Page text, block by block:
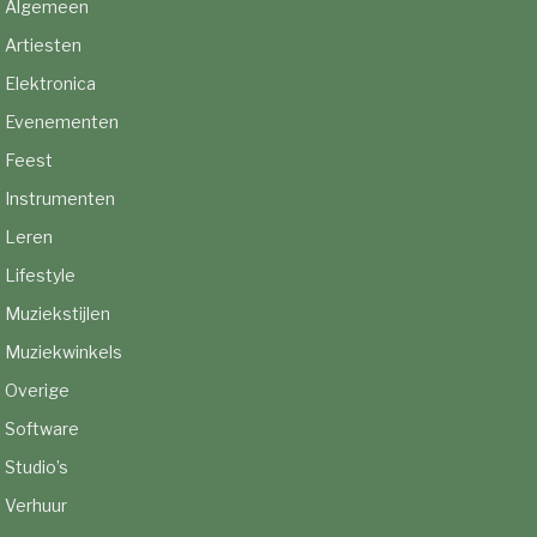
Algemeen
Artiesten
Elektronica
Evenementen
Feest
Instrumenten
Leren
Lifestyle
Muziekstijlen
Muziekwinkels
Overige
Software
Studio’s
Verhuur